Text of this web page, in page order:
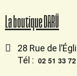
La boutique DARÜ
28 Rue de
Tél : 02 51 33